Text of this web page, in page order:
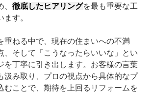
徹底したヒアリングを最も重要な工
す。
重ねる中で、現在の住まいへの不満
、そして「こうなったらいいな」とい
を丁寧に引き出します。お客様の言葉
汲み取り、プロの視点から具体的なプ
むことで、期待を上回るリフォームを